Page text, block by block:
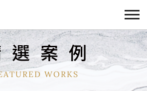
選 案 例
WORKS